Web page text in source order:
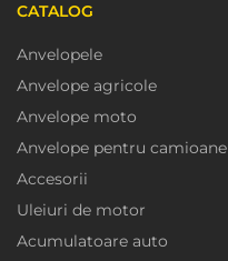
CATALOG
Anvelopele
Anvelope agricole
Anvelope moto
Anvelope pentru camioane
Accesorii
Uleiuri de motor
Acumulatoare auto